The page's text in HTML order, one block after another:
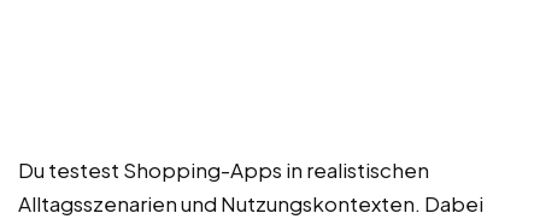
Du testest Shopping-Apps in realistischen
Alltagsszenarien und Nutzungskontexten. Dabei